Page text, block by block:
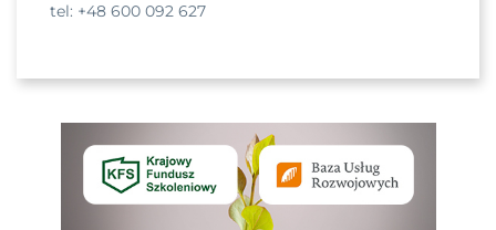
tel: +48 600 092 627